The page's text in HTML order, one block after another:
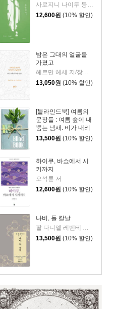
12,600원 (10% 할인)
밤은 그대의 얼굴을
가졌고
헤르만 헤세 저/장혜경 역
13,050원 (10% 할인)
[블라인드북] 여름의
문장들 : 여름 숲이 내
뿜는 냄새. 비가 내리
면 그 향기가 더욱 짙
듯한 착각이 듭니다.
13,500원 (10% 할인)
하이쿠, 바쇼에서 시
키까지
오석륜 저
12,600원 (10% 할인)
나비, 돌 칼날
팔 다니엘 레벤테 저/최소담 역
13,500원 (10% 할인)